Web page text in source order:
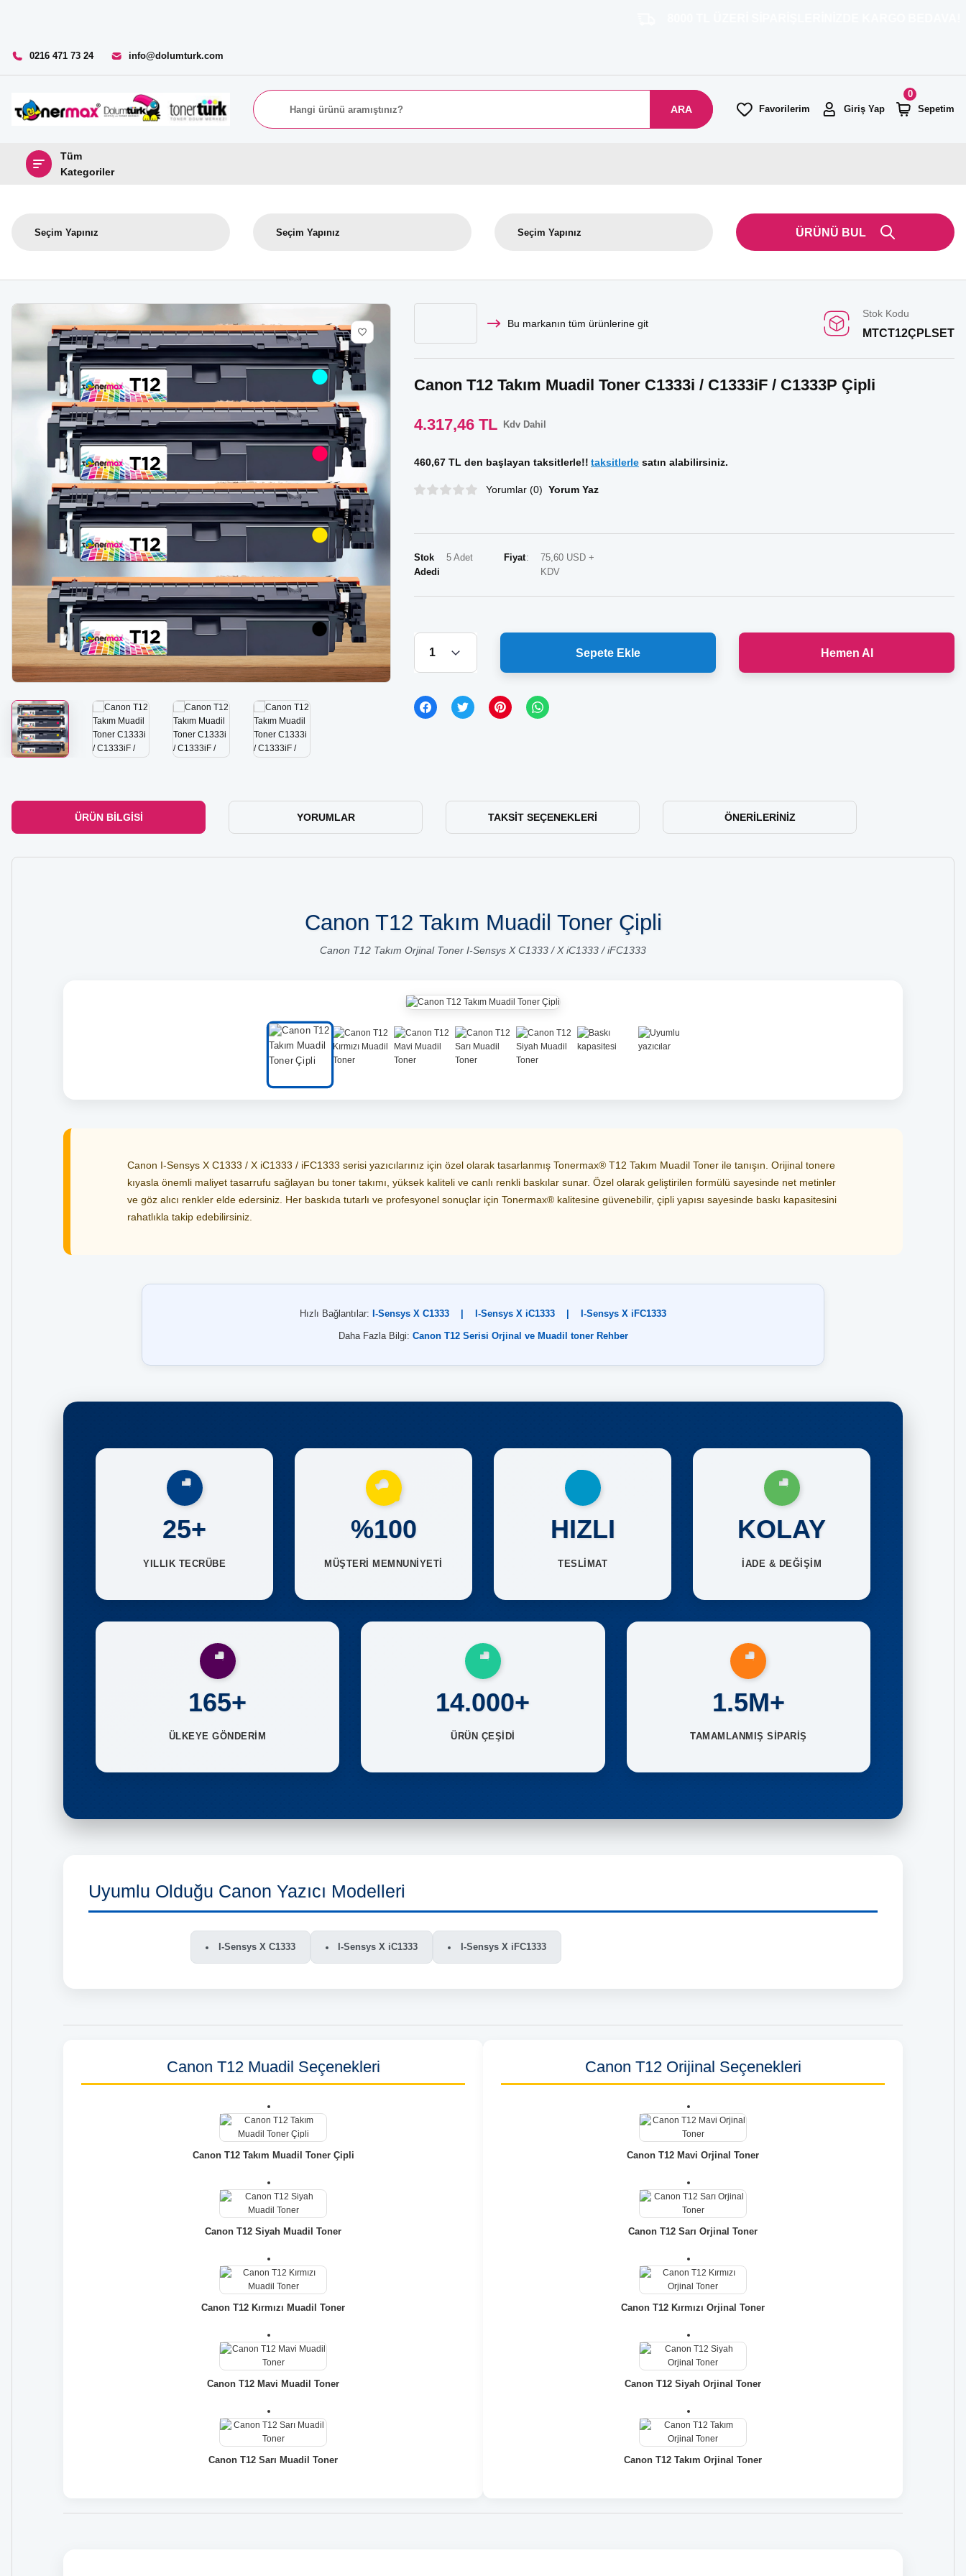
0216 471 73 24 info@dolumturk.com
ARA Favorilerim Giriş Yap Sepetim
0
Tüm
Kategoriler
ÜRÜNÜ BUL
Bu markanın tüm ürünlerine git
Stok Kodu
MTCT12ÇPLSET
Canon T12 Takım Muadil Toner C1333i / C1333iF / C1333P Çipli
4.317,46 TL Kdv Dahil
460,67 TL den başlayan taksitlerle!! taksitlerle satın alabilirsiniz.
Yorumlar (0) Yorum Yaz
Stok
Adedi
5 Adet Fiyat
75,60 USD +
KDV
Sepete Ekle Hemen Al
ÜRÜN BILGISI YORUMLAR TAKSIT SEÇENEKLERI ÖNERILERINIZ
Canon T12 Takım Muadil Toner Çipli
Canon T12 Takım Orjinal Toner I-Sensys X C1333 / X iC1333 / iFC1333
Canon I-Sensys X C1333 / X iC1333 / iFC1333 serisi yazıcılarınız için özel olarak tasarlanmış Tonermax® T12 Takım Muadil Toner ile tanışın. Orijinal tonere
kıyasla önemli maliyet tasarrufu sağlayan bu toner takımı, yüksek kaliteli ve canlı renkli baskılar sunar. Özel olarak geliştirilen formülü sayesinde net metinler
ve göz alıcı renkler elde edersiniz. Her baskıda tutarlı ve profesyonel sonuçlar için Tonermax® kalitesine güvenebilir, çipli yapısı sayesinde baskı kapasitesini
rahatlıkla takip edebilirsiniz.
Hızlı Bağlantılar: I-Sensys X C1333 I-Sensys X iC1333 I-Sensys X iFC1333
Daha Fazla Bilgi: Canon T12 Serisi Orjinal ve Muadil toner Rehber
25+
YILLIK TECRÜBE
%100
MÜŞTERİ MEMNUNİYETİ
HIZLI
TESLİMAT
KOLAY
İADE & DEĞİŞİM
165+
ÜLKEYE GÖNDERİM
14.000+
ÜRÜN ÇEŞİDİ
1.5M+
TAMAMLANMIŞ SİPARİŞ
Uyumlu Olduğu Canon Yazıcı Modelleri
I-Sensys X C1333 I-Sensys X iC1333 I-Sensys X iFC1333
Canon T12 Muadil Seçenekleri
Canon T12 Takım Muadil Toner Çipli
Canon T12 Siyah Muadil Toner
Canon T12 Kırmızı Muadil Toner
Canon T12 Mavi Muadil Toner
Canon T12 Sarı Muadil Toner
Canon T12 Orijinal Seçenekleri
Canon T12 Mavi Orjinal Toner
Canon T12 Sarı Orjinal Toner
Canon T12 Kırmızı Orjinal Toner
Canon T12 Siyah Orjinal Toner
Canon T12 Takım Orjinal Toner